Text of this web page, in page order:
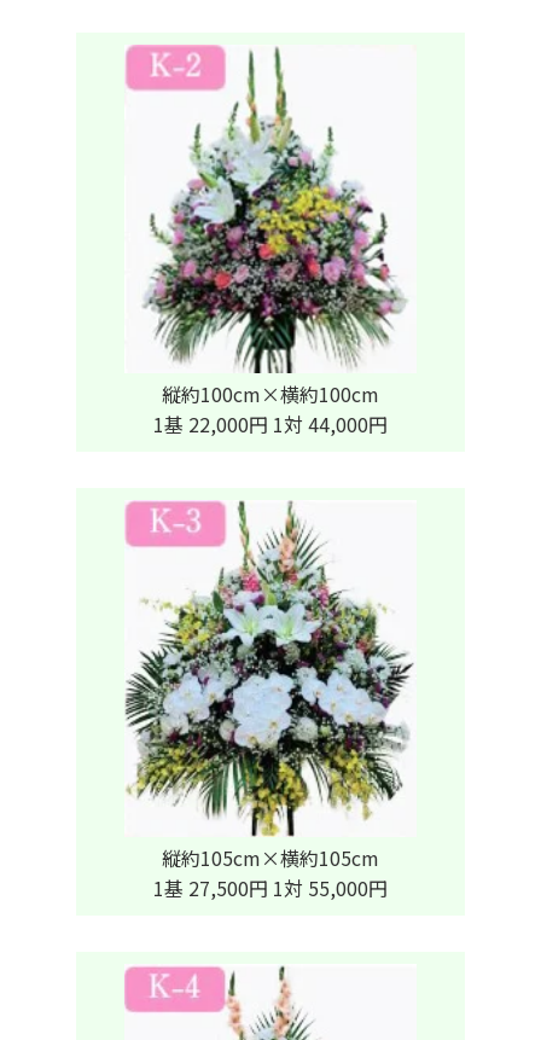
縦約100cm×横約100cm
1基 22,000円 1対 44,000円
縦約105cm×横約105cm
1基 27,500円 1対 55,000円